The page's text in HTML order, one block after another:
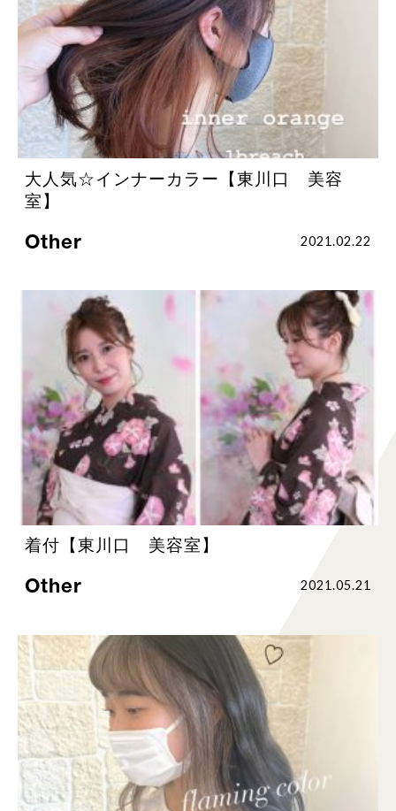
大人気☆インナーカラー【東川口 美容
室】
Other 2021.02.22
着付【東川口 美容室】
Other 2021.05.21